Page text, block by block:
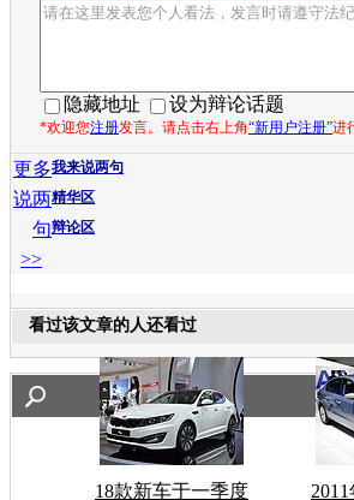
隐藏地址 设为辩论话题
*欢迎您注册发言。请点击右上角“新用户注册”进
我来说两句
精华区
辩论区
更多
说两
句
>>
看过该文章的人还看过
18款新车于一季度